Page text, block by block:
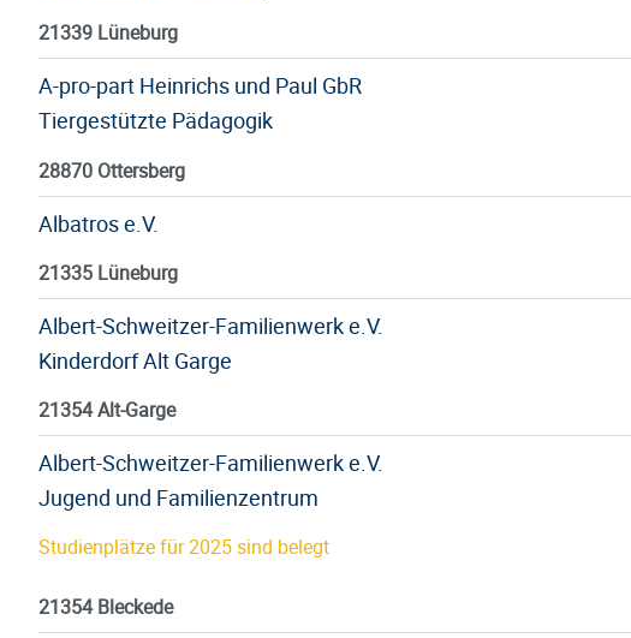
21339 Lüneburg
A-pro-part Heinrichs und Paul GbR
Tiergestützte Pädagogik
28870 Ottersberg
Albatros e.V.
21335 Lüneburg
Albert-Schweitzer-Familienwerk e.V.
Kinderdorf Alt Garge
21354 Alt-Garge
Albert-Schweitzer-Familienwerk e.V.
Jugend und Familienzentrum
Studienplätze für 2025 sind belegt
21354 Bleckede